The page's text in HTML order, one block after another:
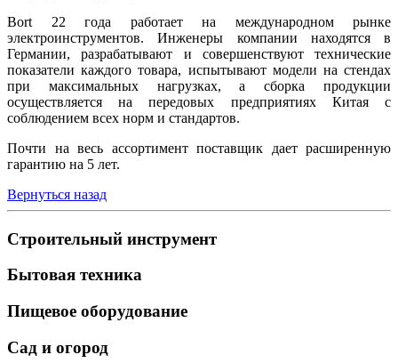
Bort 22 года работает на международном рынке
электроинструментов. Инженеры компании находятся в
Германии, разрабатывают и совершенствуют технические
показатели каждого товара, испытывают модели на стендах
при максимальных нагрузках, а сборка продукции
осуществляется на передовых предприятиях Китая с
соблюдением всех норм и стандартов.
Почти на весь ассортимент поставщик дает расширенную
гарантию на 5 лет.
Вернуться назад
Строительный инструмент
Бытовая техника
Пищевое оборудование
Сад и огород